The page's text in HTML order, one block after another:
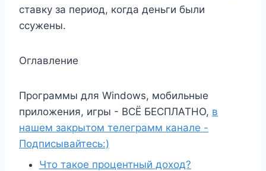
ставку за период, когда деньги были
ссужены.
Оглавление
Программы для Windows, мобильные
приложения, игры - ВСЁ БЕСПЛАТНО, в
нашем закрытом телеграмм канале -
Подписывайтесь:)
Что такое процентный доход?